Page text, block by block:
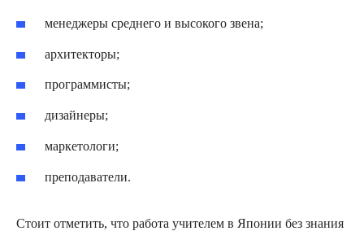
менеджеры среднего и высокого звена;
архитекторы;
программисты;
дизайнеры;
маркетологи;
преподаватели.
Стоит отметить, что работа учителем в Японии без знания